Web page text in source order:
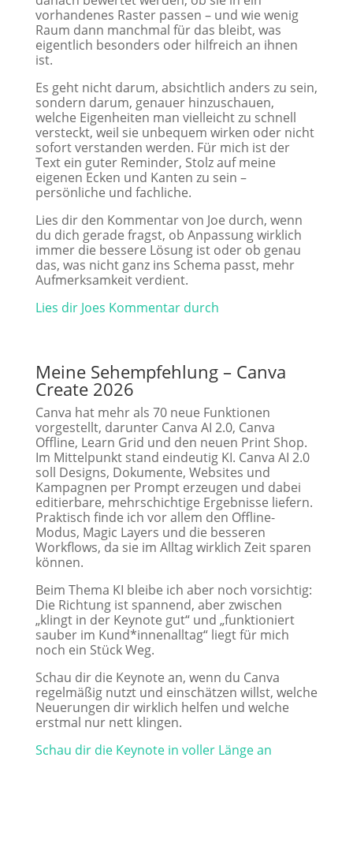
vorhandenes Raster passen – und wie wenig
Raum dann manchmal für das bleibt, was
eigentlich besonders oder hilfreich an ihnen
ist.
Es geht nicht darum, absichtlich anders zu sein,
sondern darum, genauer hinzuschauen,
welche Eigenheiten man vielleicht zu schnell
versteckt, weil sie unbequem wirken oder nicht
sofort verstanden werden. Für mich ist der
Text ein guter Reminder, Stolz auf meine
eigenen Ecken und Kanten zu sein –
persönliche und fachliche.
Lies dir den Kommentar von Joe durch, wenn
du dich gerade fragst, ob Anpassung wirklich
immer die bessere Lösung ist oder ob genau
das, was nicht ganz ins Schema passt, mehr
Aufmerksamkeit verdient.
Lies dir Joes Kommentar durch
Meine Sehempfehlung – Canva
Create 2026
Canva hat mehr als 70 neue Funktionen
vorgestellt, darunter Canva AI 2.0, Canva
Offline, Learn Grid und den neuen Print Shop.
Im Mittelpunkt stand eindeutig KI. Canva AI 2.0
soll Designs, Dokumente, Websites und
Kampagnen per Prompt erzeugen und dabei
editierbare, mehrschichtige Ergebnisse liefern.
Praktisch finde ich vor allem den Offline-
Modus, Magic Layers und die besseren
Workflows, da sie im Alltag wirklich Zeit sparen
können.
Beim Thema KI bleibe ich aber noch vorsichtig:
Die Richtung ist spannend, aber zwischen
„klingt in der Keynote gut“ und „funktioniert
sauber im Kund*innenalltag“ liegt für mich
noch ein Stück Weg.
Schau dir die Keynote an, wenn du Canva
regelmäßig nutzt und einschätzen willst, welche
Neuerungen dir wirklich helfen und welche
erstmal nur nett klingen.
Schau dir die Keynote in voller Länge an